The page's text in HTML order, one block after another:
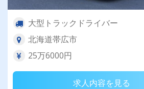
大型トラックドライバー
北海道帯広市
25万6000円
求人内容を見る